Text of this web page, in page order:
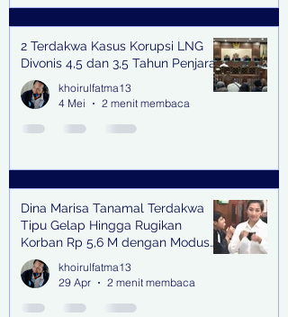
2 Terdakwa Kasus Korupsi LNG
Divonis 4,5 dan 3,5 Tahun Penjara
khoirulfatma13
4 Mei
2 menit membaca
Dina Marisa Tanamal Terdakwa
Tipu Gelap Hingga Rugikan
Korban Rp 5,6 M dengan Modus
Kerja Sama Impor Bodong
khoirulfatma13
29 Apr
2 menit membaca